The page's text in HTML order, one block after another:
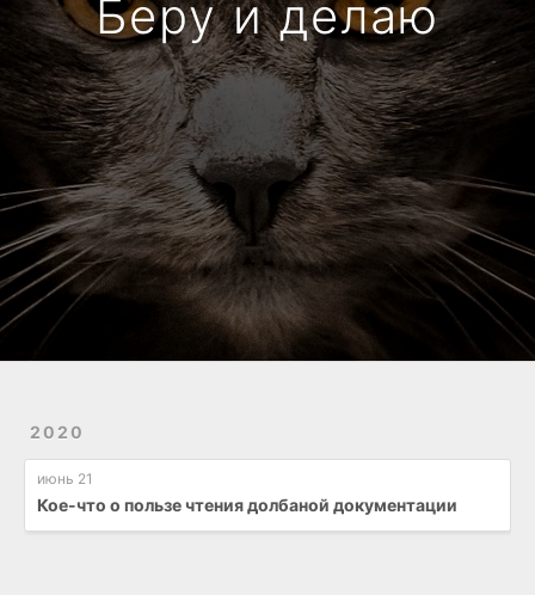
Беру и делаю
2020
июнь 21
Кое-что о пользе чтения долбаной документации